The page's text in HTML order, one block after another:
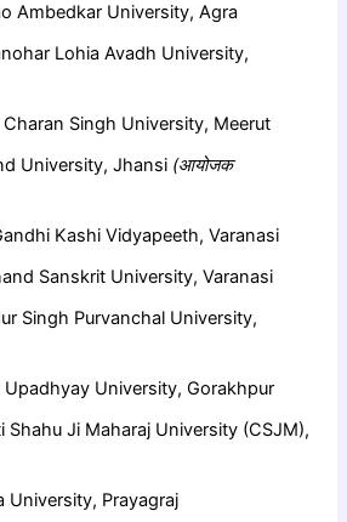
Ambedkar University, Agra
Lohia Avadh University,
Singh University, Meerut
University, Jhansi (आयोजक
Kashi Vidyapeeth, Varanasi
Sanskrit University, Varanasi
Singh Purvanchal University,
Upadhyay University, Gorakhpur
Shahu Ji Maharaj University (CSJM),
University, Prayagraj